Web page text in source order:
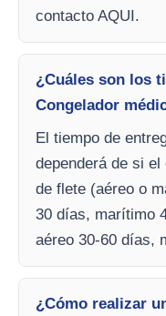
contacto AQUI.
¿Cuáles son los
Congelador
El tiempo de
dependerá de si
de flete (aéreo o
30 días, marítimo
aéreo 30-60 días,
¿Cómo realizar